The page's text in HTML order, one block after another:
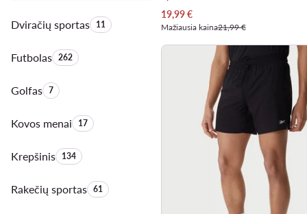
Dviračių sportasProduktų skaičius:
11
FutbolasProduktų skaičius:
262
GolfasProduktų skaičius:
7
Kovos menaiProduktų skaičius:
17
KrepšinisProduktų skaičius:
134
Rakečių sportasProduktų skaičius:
61
Dabartinė kaina
19,99€
Mažiausia kaina21,99 €